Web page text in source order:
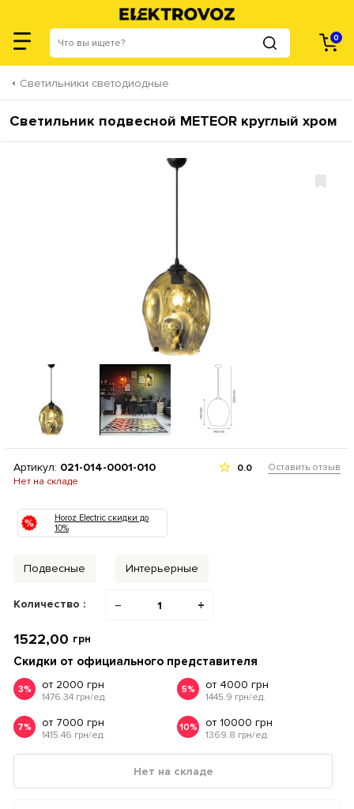
0
Светильники светодиодные
Светильник подвесной METEOR круглый хром
Артикул: 021-014-0001-010
Нет на складе
0.0 Оставить отзыв
Horoz Electric скидки до
10%
Подвесные Интерьерные
Количество : − +
1522,00 грн
Скидки от официального представителя
3% от 2000 грн
1476.34 грн/ед.
5% от 4000 грн
1445.9 грн/ед.
7% от 7000 грн
1415.46 грн/ед.
10% от 10000 грн
1369.8 грн/ед.
Нет на складе